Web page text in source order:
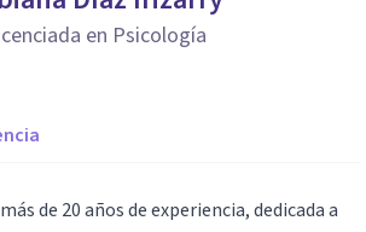
en Psicología
de 20 años de experiencia, dedicada a